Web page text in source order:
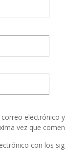
electrónico
vez que
con los